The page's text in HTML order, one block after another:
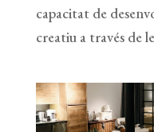
capacitat de
creatiu a través de